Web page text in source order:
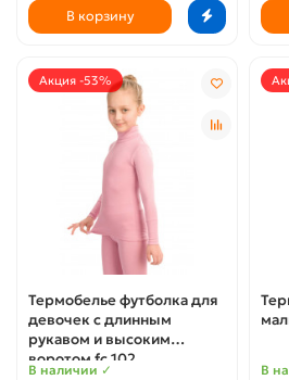
В корзину
Акция -53%
Термобелье футболка для
девочек с длинным
рукавом и высоким
воротом fc 102
В наличии ✓ В